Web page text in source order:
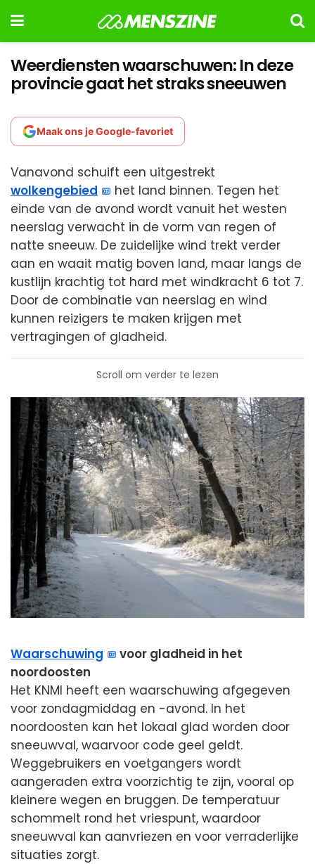
Weerdiensten waarschuwen: In deze
provincie gaat het straks sneeuwen
Maak ons je Google-favoriet
Vanavond schuift een uitgestrekt
wolkengebied
het land binnen. Tegen het
einde van de avond wordt vanuit het westen
neerslag verwacht in de vorm van regen of
natte sneeuw. De zuidelijke wind trekt verder
aan en waait matig boven land, maar langs de
kustlijn krachtig tot hard met windkracht 6 tot 7.
Door de combinatie van neerslag en wind
kunnen reizigers te maken krijgen met
vertragingen of gladheid.
Scroll om verder te lezen
Waarschuwing
voor gladheid in het
noordoosten
Het KNMI heeft een waarschuwing afgegeven
voor zondagmiddag en -avond. In het
noordoosten kan het lokaal glad worden door
sneeuwval, waarvoor code geel geldt.
Weggebruikers en voetgangers wordt
aangeraden extra voorzichtig te zijn, vooral op
kleinere wegen en bruggen. De temperatuur
schommelt rond het vriespunt, waardoor
sneeuwval kan aanvriezen en voor verraderlijke
situaties zorgt.